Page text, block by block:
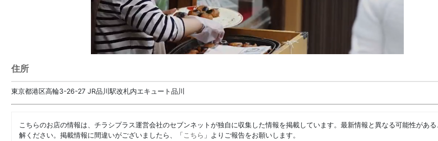
住所
東京都港区高輪3-26-27 JR品川駅改札内エキュート品川
こちらのお店の情報は、チラシプラス運営会社のセブンネットが独自に収集した情報を掲載しています。最新情報と異なる可能性があ
解ください。掲載情報に間違いがございましたら、「こちら 」よりご報告をお願いします。